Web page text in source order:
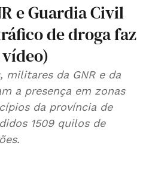
e Guardia Civil
de droga faz
militares da GNR e da
a presença em zonas
da província de
1509 quilos de